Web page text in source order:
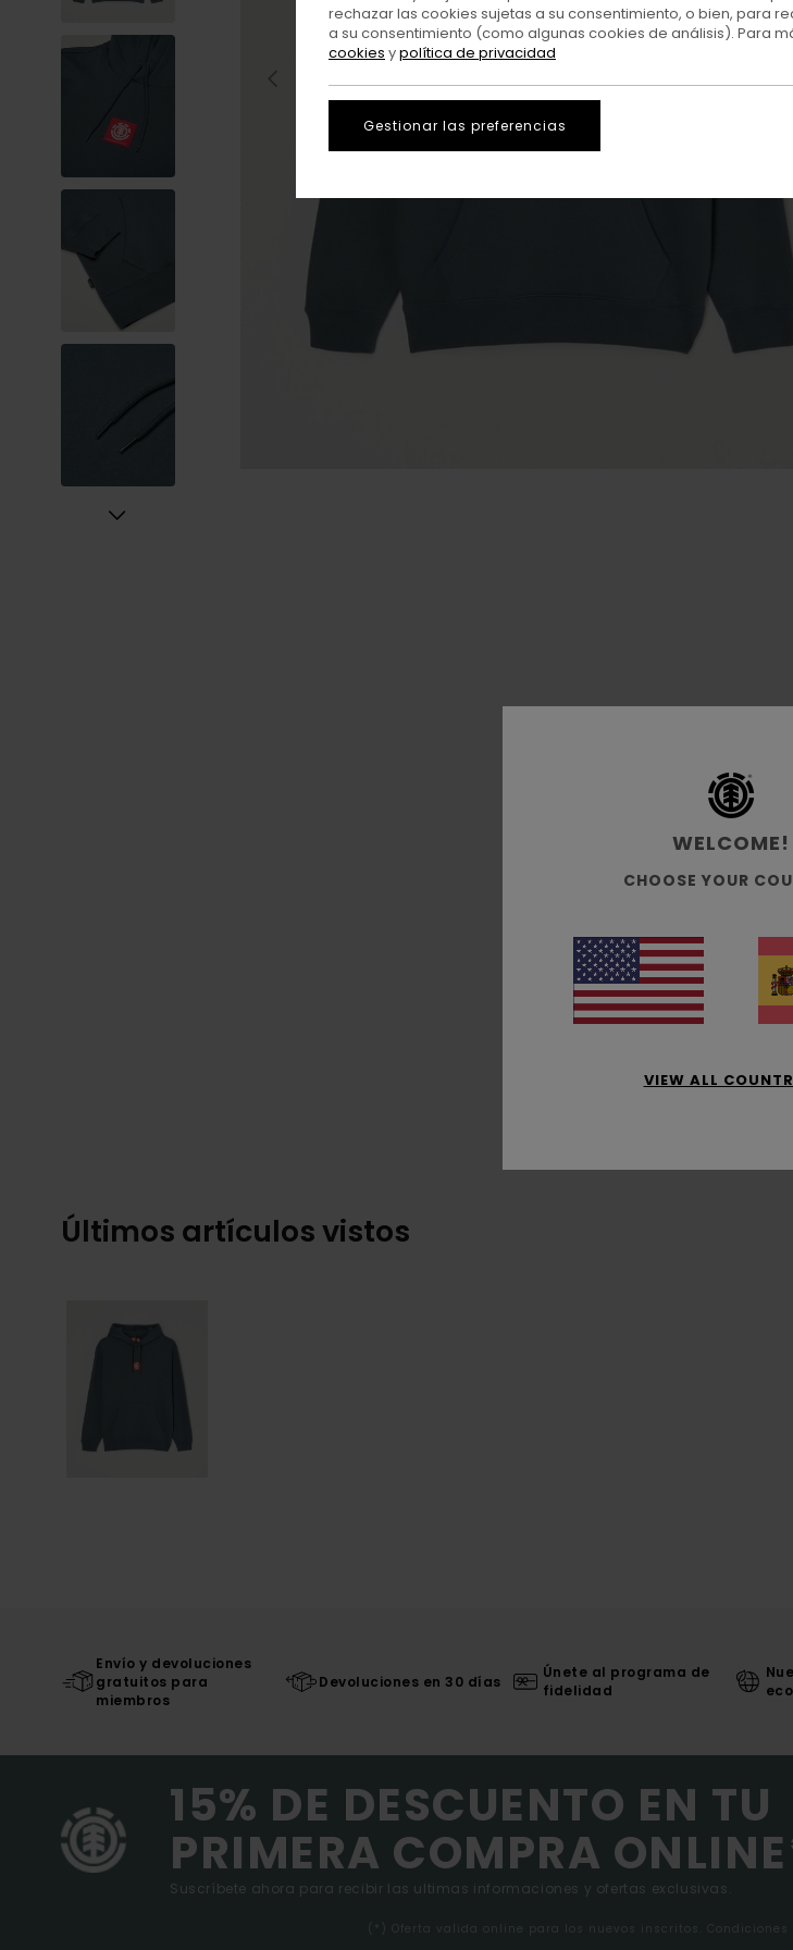
Últimos artículos vistos
Envío y devoluciones
gratuitos para
miembros
Devoluciones en 30 días
Únete al programa de
fidelidad
15% DE DESCUENTO EN TU
PRIMERA COMPRA
Suscríbete ahora para recibir las ultimas informaciones y ofertas exclusivas.
(*) Oferta valida online para los nuevos inscritos.
WELCOME!
CHOOSE YOUR
VIEW ALL
rechazar las cookies sujetas a su consentimiento, o bien, para
a su consentimiento (como algunas cookies de análisis). Para
cookies ypolítica de privacidad
Gestionar las preferencias